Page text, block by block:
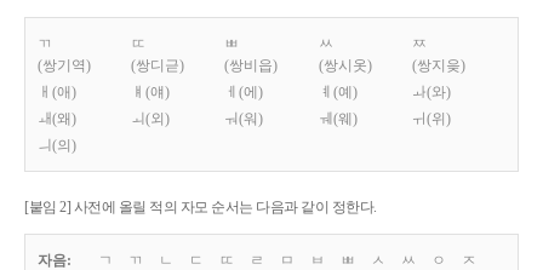
ㄲ
(쌍기역)
ㄸ
(쌍디귿)
ㅃ
(쌍비읍)
ㅆ
(쌍시옷)
ㅉ
(쌍지읒)
ㅐ(애)
ㅒ(얘) ㅔ(에) ㅖ(예)
ㅘ(와)
ㅙ(왜)
ㅚ(외) ㅝ(워) ㅞ(웨)
ㅟ(위)
ㅢ(의)
[붙임 2] 사전에 올릴 적의 자모 순서는 다음과 같이 정한다.
자음: ㄱ ㄲ ㄴ ㄷ ㄸ ㄹ ㅁ ㅂ ㅃ ㅅ ㅆ ㅇ
ㅈ